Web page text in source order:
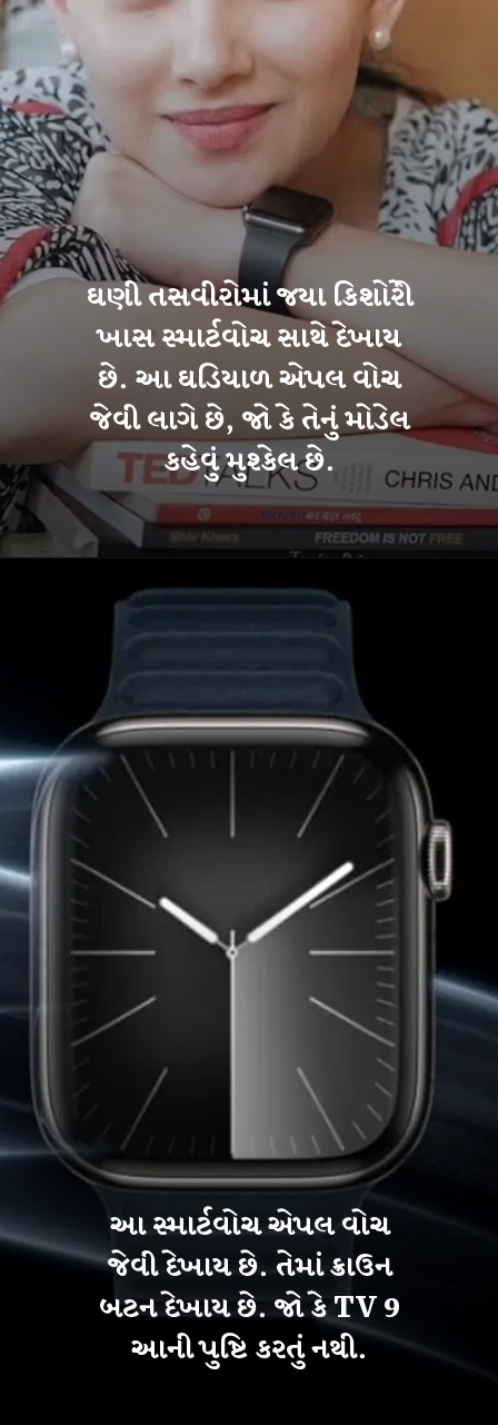
ઘણી તસવીરોમાં જયા કિશોરીે
ખાસ સ્માર્ટવોચ સાથે દેખાય
છે. આ ઘડિયાળ એપલ વોચ
જેવી લાગે છે, જો કે તેનું મોડેલ
કહેવું મુશ્કેલ છે.
આ સ્માર્ટવોચ એપલ વોચ
જેવી દેખાય છે. તેમાં ક્રાઉન
બટન દેખાય છે. જો કે TV 9
આની પુષ્ટિ કરતું નથી.